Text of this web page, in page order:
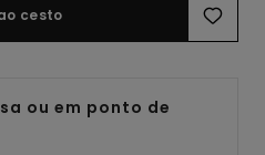
cesto
ou em ponto de